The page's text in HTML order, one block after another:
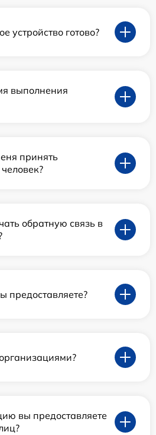
устройство готово?
выполнения
принять
обратную связь в
предоставляете?
вы предоставляете